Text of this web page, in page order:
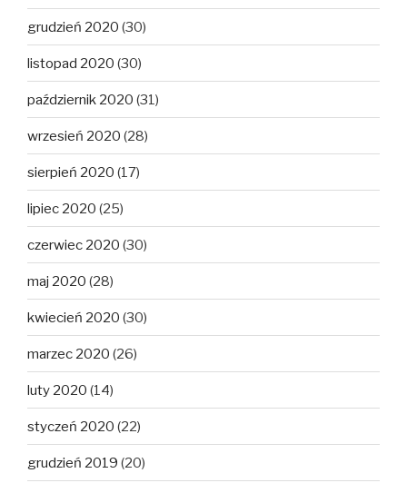
grudzień 2020 (30)
listopad 2020 (30)
październik 2020 (31)
wrzesień 2020 (28)
sierpień 2020 (17)
lipiec 2020 (25)
czerwiec 2020 (30)
maj 2020 (28)
kwiecień 2020 (30)
marzec 2020 (26)
luty 2020 (14)
styczeń 2020 (22)
grudzień 2019 (20)